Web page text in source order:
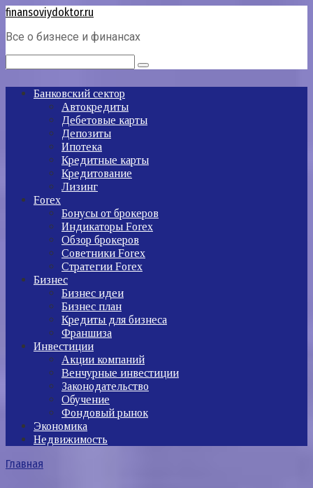
Перейти
контенту
finansoviydoktor.ru
Все о бизнесе и финансах
Банковский сектор
Автокредиты
Дебетовые карты
Депозиты
Ипотека
Кредитные карты
Кредитование
Лизинг
Forex
Бонусы от брокеров
Индикаторы Forex
Обзор брокеров
Советники Forex
Стратегии Forex
Бизнес
Бизнес идеи
Бизнес план
Кредиты для бизнеса
Франшиза
Инвестиции
Акции компаний
Венчурные инвестиции
Законодательство
Обучение
Фондовый рынок
Экономика
Недвижимость
Главная